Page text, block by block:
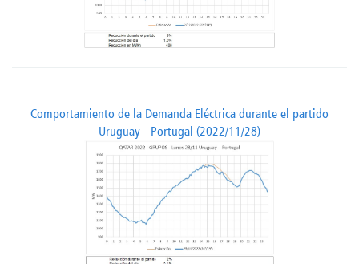
Comportamiento de la Demanda Eléctrica durante el partido
Uruguay - Portugal (2022/11/28)